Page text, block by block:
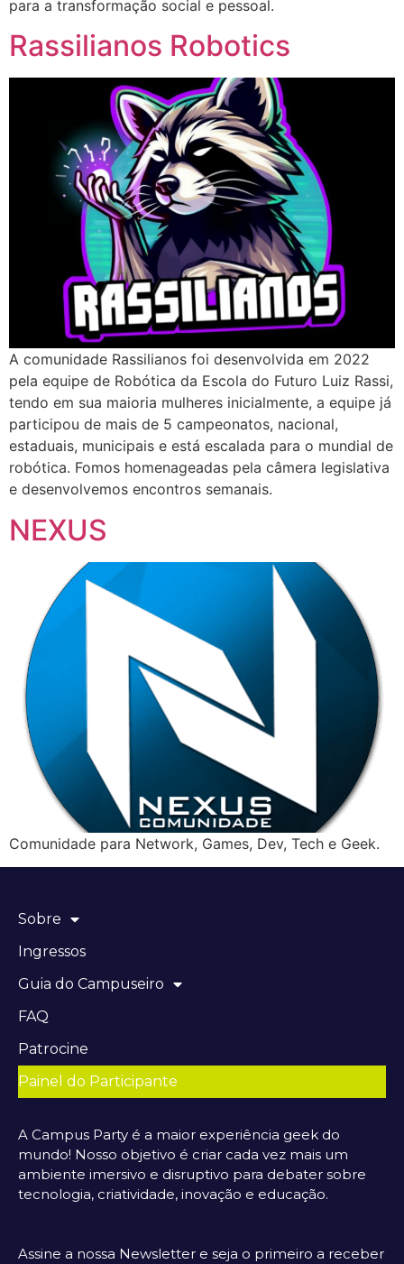
para a transformação social e pessoal.
Rassilianos Robotics
A comunidade Rassilianos foi desenvolvida em 2022
pela equipe de Robótica da Escola do Futuro Luiz Rassi,
tendo em sua maioria mulheres inicialmente, a equipe já
participou de mais de 5 campeonatos, nacional,
estaduais, municipais e está escalada para o mundial de
robótica. Fomos homenageadas pela câmera legislativa
e desenvolvemos encontros semanais.
NEXUS
Comunidade para Network, Games, Dev, Tech e Geek.
Sobre
Ingressos
Guia do Campuseiro
FAQ
Patrocine
Painel do Participante
A Campus Party é a maior experiência geek do
mundo! Nosso objetivo é criar cada vez mais um
ambiente imersivo e disruptivo para debater sobre
tecnologia, criatividade, inovação e educação.
Assine a nossa Newsletter e seja o primeiro a receber